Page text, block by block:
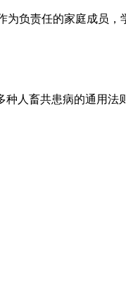
负责任的家庭成员，
人畜共患病的通用法